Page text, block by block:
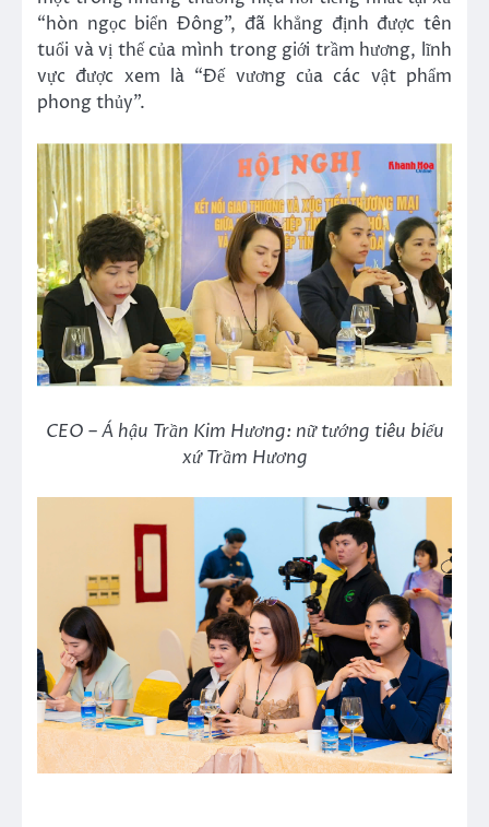
“hòn ngọc biển Đông”, đã khẳng định được tên
tuổi và vị thế của mình trong giới trầm hương, lĩnh
vực được xem là “Đế vương của các vật phẩm
phong thủy”.
CEO – Á hậu Trần Kim Hương: nữ tướng tiêu biểu
xứ Trầm Hương